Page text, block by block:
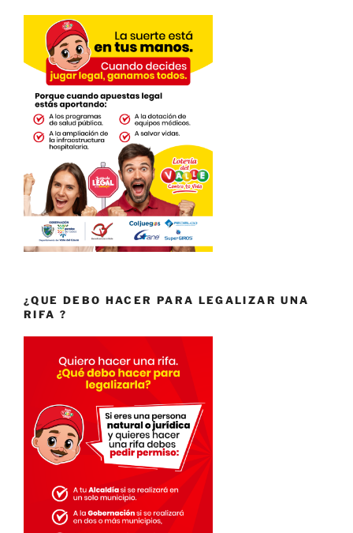
¿QUE DEBO HACER PARA LEGALIZAR UNA
RIFA ?